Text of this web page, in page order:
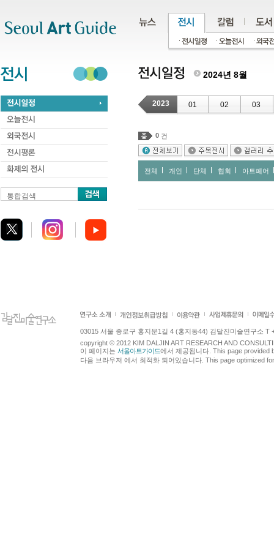
통합검색
2024년 8월
2023 01 02 03
0 건
전체 개인 단체 협회 아트페어
03015 서울 종로구 홍지문1길 4 (홍지동44) 김달진미술연구소 T
copyright © 2012 KIM DALJIN ART RESEARCH AND
이 페이지는 서울아트가이드에서 제공됩니다. This page provided
다음 브라우져 에서 최적화 되어있습니다. This page optimized